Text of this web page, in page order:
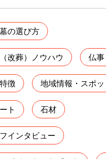
の選び方
改葬）ノウハウ 仏
徴 地域情報・スポッ
ト 石材
インタビュー